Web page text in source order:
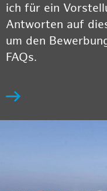
ich für ein
Antworten auf
um den
FAQs.